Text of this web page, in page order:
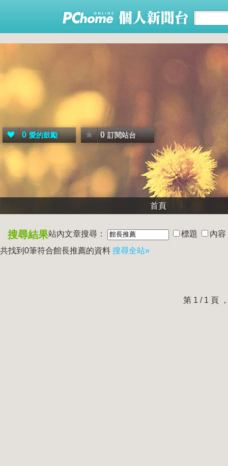
0 愛的鼓勵 0 訂閱站台
首頁
搜尋結果站內文章搜尋： 標題
內容
共找到0筆符合館長推薦的資料 搜尋全站»
第 1 / 1